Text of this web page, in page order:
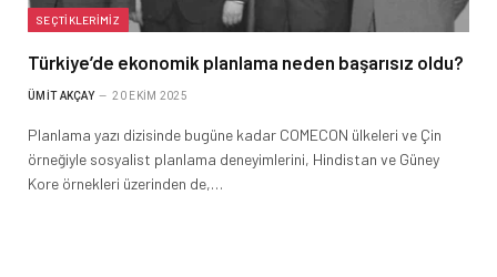
SEÇTIKLERIMIZ
Türkiye’de ekonomik planlama neden başarısız oldu?
ÜMIT AKÇAY 20 EKIM 2025
Planlama yazı dizisinde bugüne kadar COMECON ülkeleri ve Çin
örneğiyle sosyalist planlama deneyimlerini, Hindistan ve Güney
Kore örnekleri üzerinden de,…